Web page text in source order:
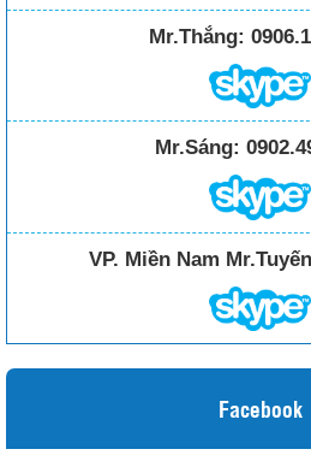
Mr.Thắng:
Mr.Sáng:
VP. Miền Nam
Facebook